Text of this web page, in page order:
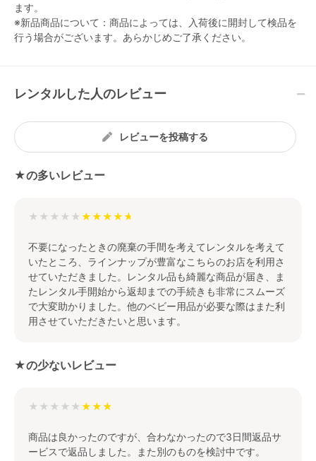
ます。
※新品商品について：商品によっては、入荷後に開封して検品を
行う場合がございます。あらかじめご了承ください。
レンタルした人のレビュー
レビューを投稿する
★の多いレビュー
★★★★★
不要になったときの廃棄の手間を考えてレンタルを考えて
いたところ、ラインナップが豊富なこちらのお店を利用さ
せていただきました。レンタル品も綺麗な商品が届き、ま
たレンタル手開始から返却までの手続きも非常にスムーズ
で大変助かりました。他のベビー用品が必要な際はまた利
用させていただきたいと思います。
★の少ないレビュー
★★★★★
商品は良かったのですが、合わなかったので3日間返品サ
ービスで返品しました。また別のものを検討中です。